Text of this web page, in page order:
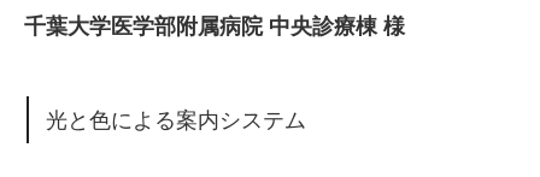
千葉大学医学部附属病院 中央診療棟 様
光と色による案内システム